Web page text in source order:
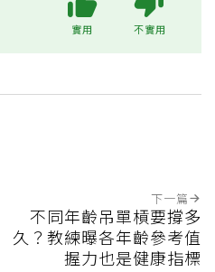
實用 不實用
下一篇
不同年齡吊單槓要撐多
久？教練曝各年齡參考值
握力也是健康指標